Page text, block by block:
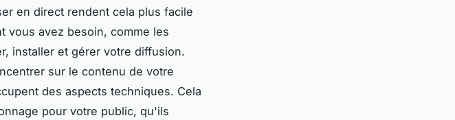
en direct rendent cela plus facile
vous avez besoin, comme les
installer et gérer votre diffusion.
sur le contenu de votre
des aspects techniques. Cela
pour votre public, qu'ils